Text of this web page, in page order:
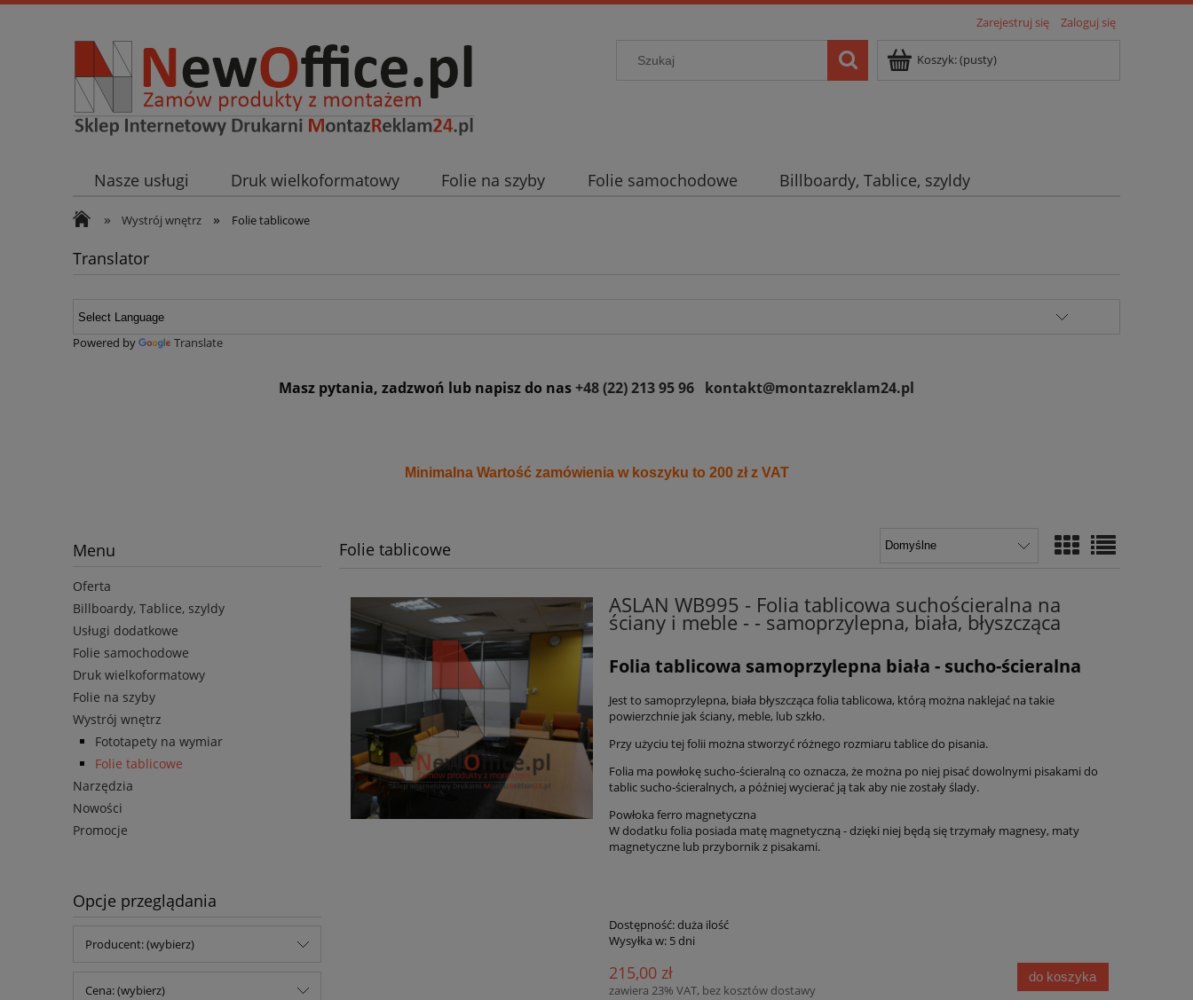
Zarejestruj się Zaloguj się
Koszyk:(pusty)
Nasze usługi Druk wielkoformatowy Folie na szyby Folie samochodowe
Billboardy, Tablice, szyldy
Wystrój wnętrz
Narzędzia
» Wystrój wnętrz » Folie tablicowe
Translator
Powered by Translate
Masz pytania, zadzwoń lub napisz do nas+48 (22) 213 95 96 kontakt@montazreklam24.pl
Minimalna Wartość zamówienia w koszyku to 200 zł z VAT
Menu
Oferta
Billboardy, Tablice, szyldy
Usługi dodatkowe
Folie samochodowe
Druk wielkoformatowy
Folie na szyby
Wystrój wnętrz
Fototapety na wymiar
Folie tablicowe
Narzędzia
Nowości
Promocje
Opcje przeglądania
Producent: (wybierz)
Cena: (wybierz)
Folie tablicowe
ASLAN WB995 - Folia tablicowa suchościeralna na
ściany i meble - - samoprzylepna, biała, błyszcząca
Folia tablicowa samoprzylepna biała - sucho-ścieralna
Jest to samoprzylepna, biała błyszcząca folia tablicowa, którą można naklejać na takie
powierzchnie jak ściany, meble, lub szkło.
Przy użyciu tej folii można stworzyć różnego rozmiaru tablice do pisania.
Folia ma powłokę sucho-ścieralną co oznacza, że można po niej pisać dowolnymi pisakami do
tablic sucho-ścieralnych, a później wycierać ją tak aby nie zostały ślady.
Powłoka ferro magnetyczna
W dodatku folia posiada matę magnetyczną - dzięki niej będą się trzymały magnesy, maty
magnetyczne lub przybornik z pisakami.
Dostępność:duża ilość
Wysyłka w: 5 dni
215,00 zł
zawiera 23% VAT, bez kosztów dostawy
do koszyka